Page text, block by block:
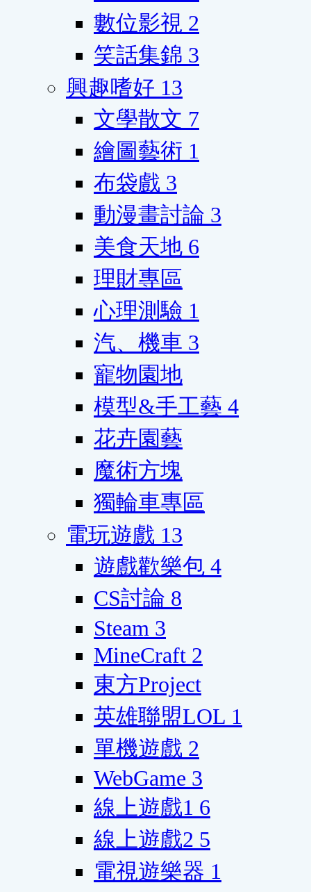
數位影視 2
笑話集錦 3
興趣嗜好 13
文學散文 7
繪圖藝術 1
布袋戲 3
動漫畫討論 3
美食天地 6
理財專區
心理測驗 1
汽、機車 3
寵物園地
模型&手工藝 4
花卉園藝
魔術方塊
獨輪車專區
電玩遊戲 13
遊戲歡樂包 4
CS討論 8
Steam 3
MineCraft 2
東方Project
英雄聯盟LOL 1
單機遊戲 2
WebGame 3
線上遊戲1 6
線上遊戲2 5
電視遊樂器 1